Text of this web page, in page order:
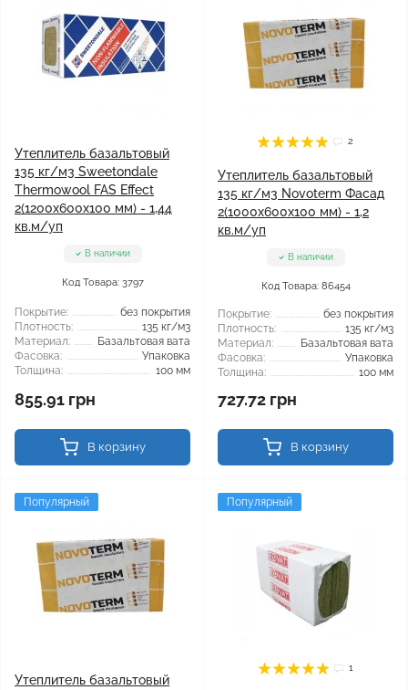
Утеплитель базальтовый
135 кг/м3 Sweetondale
Thermowool FAS Effect
2(1200x600x100 мм) - 1,44
кв.м/уп
В наличии
Код Товара: 3797
Покрытие:
без покрытия
Плотность:
135 кг/м3
Материал:
Базальтовая вата
Фасовка:
Упаковка
Толщина:
100 мм
855.91 грн
В корзину
2
Утеплитель базальтовый
135 кг/м3 Novoterm Фасад
2(1000x600x100 мм) - 1,2
кв.м/уп
В наличии
Код Товара: 86454
Покрытие:
без покрытия
Плотность:
135 кг/м3
Материал:
Базальтовая вата
Фасовка:
Упаковка
Толщина:
100 мм
727.72 грн
В корзину
Популярный
Утеплитель базальтовый
Популярный
1